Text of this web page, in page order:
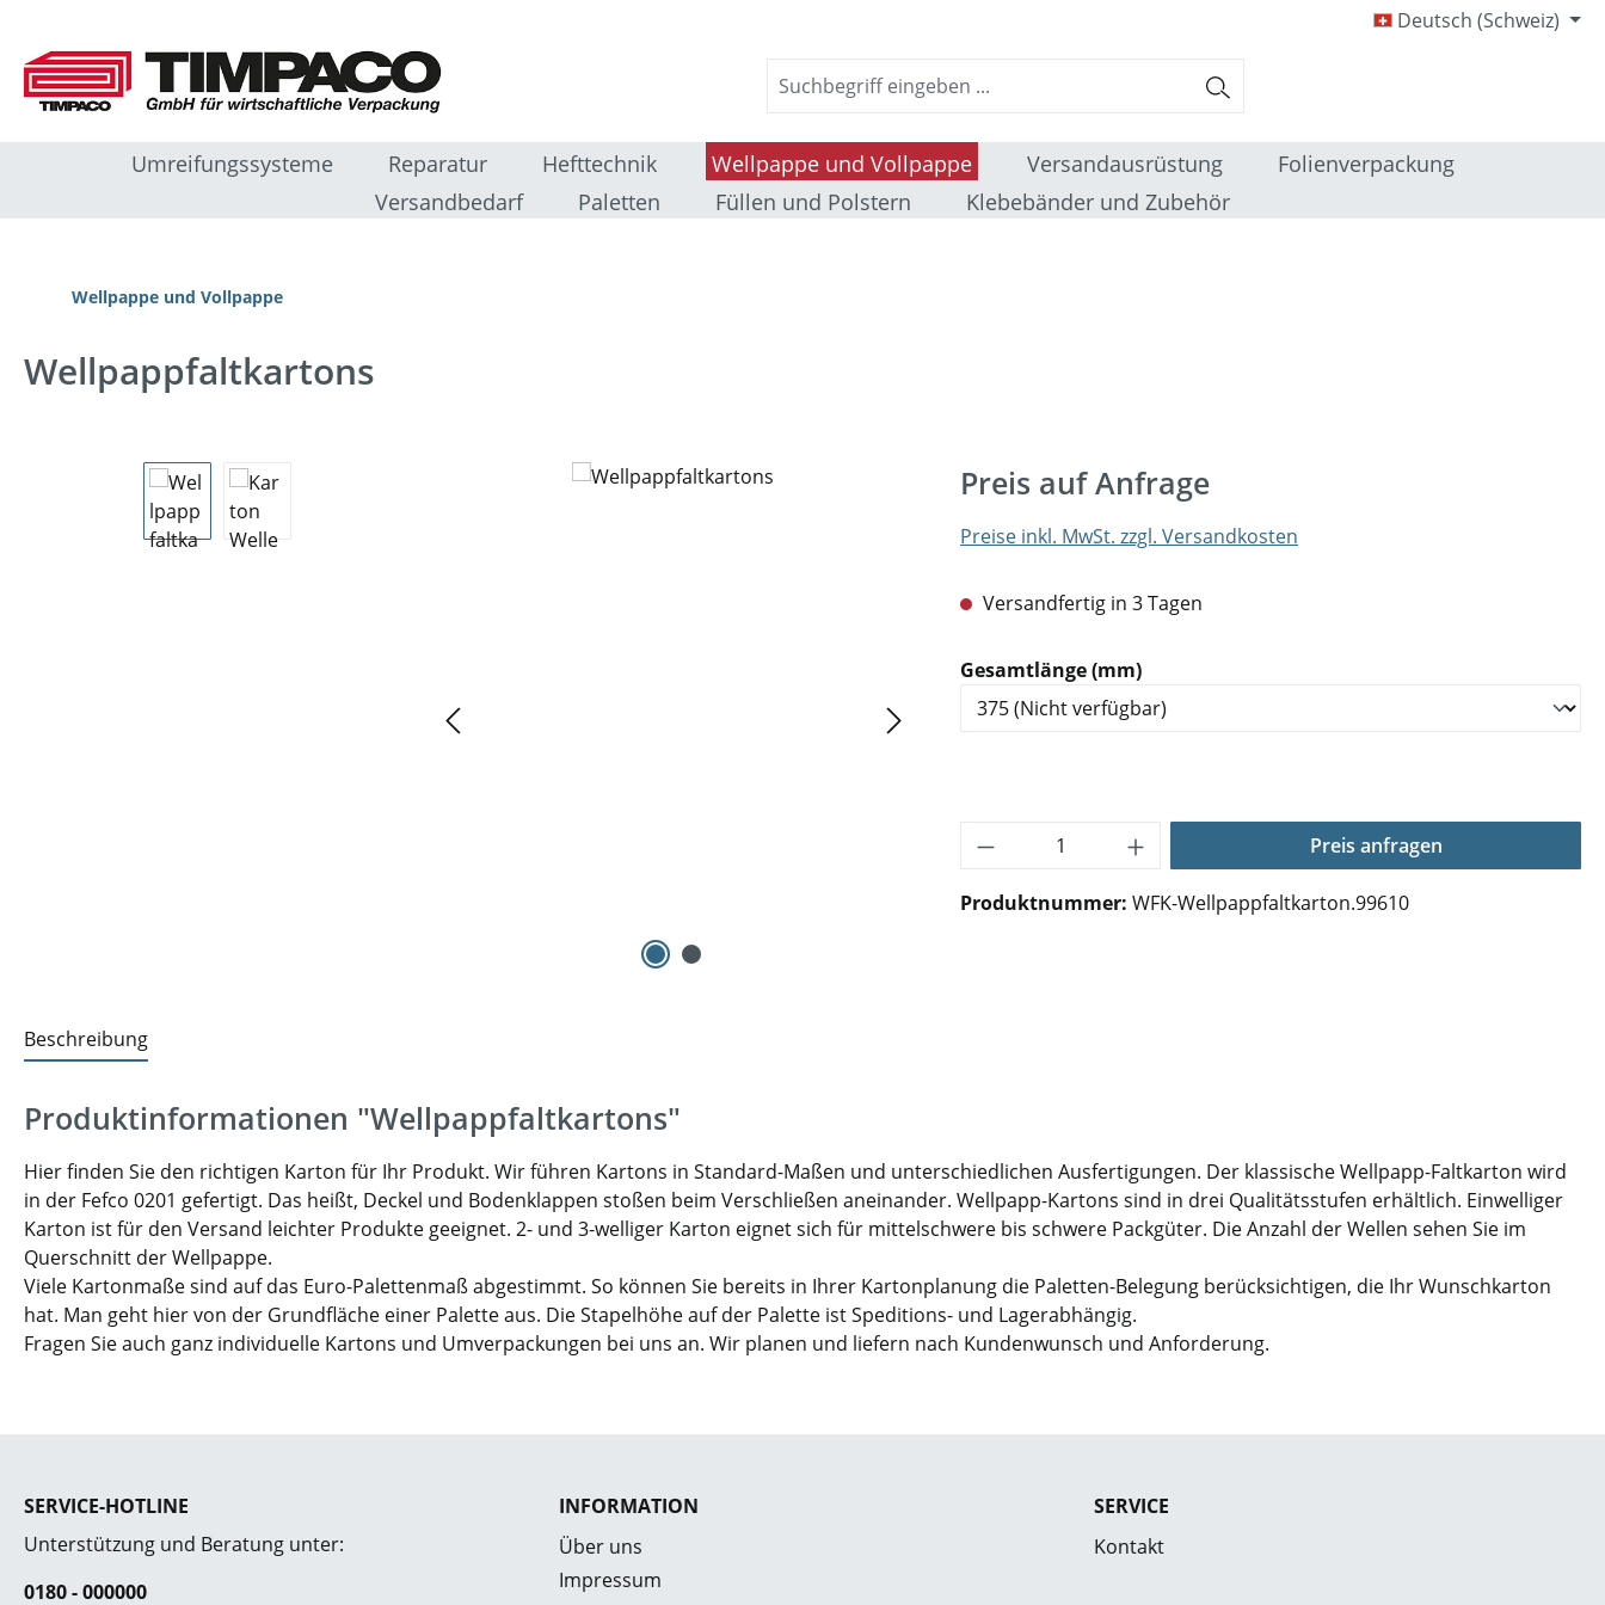
Deutsch (Schweiz)
Umreifungssysteme Reparatur Hefttechnik Wellpappe und Vollpappe Versandausrüstung
Folienverpackung
Versandbedarf
Paletten Füllen und Polstern Klebebänder und Zubehör
Wellpappe und Vollpappe
Wellpappfaltkartons
Bildergalerie überspringen Preis auf Anfrage
Preise inkl. MwSt. zzgl. Versandkosten
Versandfertig in 3 Tagen
Gesamtlänge (mm)auswählen
Produkt Anzahl: Gib den gewünschten Wert
Preis anfragen
Produktnummer: WFK-Wellpappfaltkarton.99610
Beschreibung
Produktinformationen "Wellpappfaltkartons"
Hier finden Sie den richtigen Karton für Ihr Produkt. Wir führen Kartons in Standard-Maßen und unterschiedlichen Ausfertigungen. Der klassische Wellpapp-Faltkarton wird
in der Fefco 0201 gefertigt. Das heißt, Deckel und Bodenklappen stoßen beim Verschließen aneinander. Wellpapp-Kartons sind in drei Qualitätsstufen erhältlich. Einwelliger
Karton ist für den Versand leichter Produkte geeignet. 2- und 3-welliger Karton eignet sich für mittelschwere bis schwere Packgüter. Die Anzahl der Wellen sehen Sie im
Querschnitt der Wellpappe.
Viele Kartonmaße sind auf das Euro-Palettenmaß abgestimmt. So können Sie bereits in Ihrer Kartonplanung die Paletten-Belegung berücksichtigen, die Ihr Wunschkarton
hat. Man geht hier von der Grundfläche einer Palette aus. Die Stapelhöhe auf der Palette ist Speditions- und Lagerabhängig.
Fragen Sie auch ganz individuelle Kartons und Umverpackungen bei uns an. Wir planen und liefern nach Kundenwunsch und Anforderung.
SERVICE-HOTLINE
Unterstützung und Beratung unter:
0180 - 000000
INFORMATION
Über uns
Impressum
SERVICE
Kontakt